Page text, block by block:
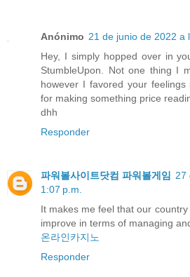
Anónimo 21 de junio de 2022 a
Hey, I simply hopped over in
StumbleUpon. Not one thing I
however I favored your
for making something price
dhh
Responder
파워볼사이트닷컴 파워볼게임
27
1:07 p.m.
It makes me feel that our
improve in terms of managing
온라인카지노
Responder